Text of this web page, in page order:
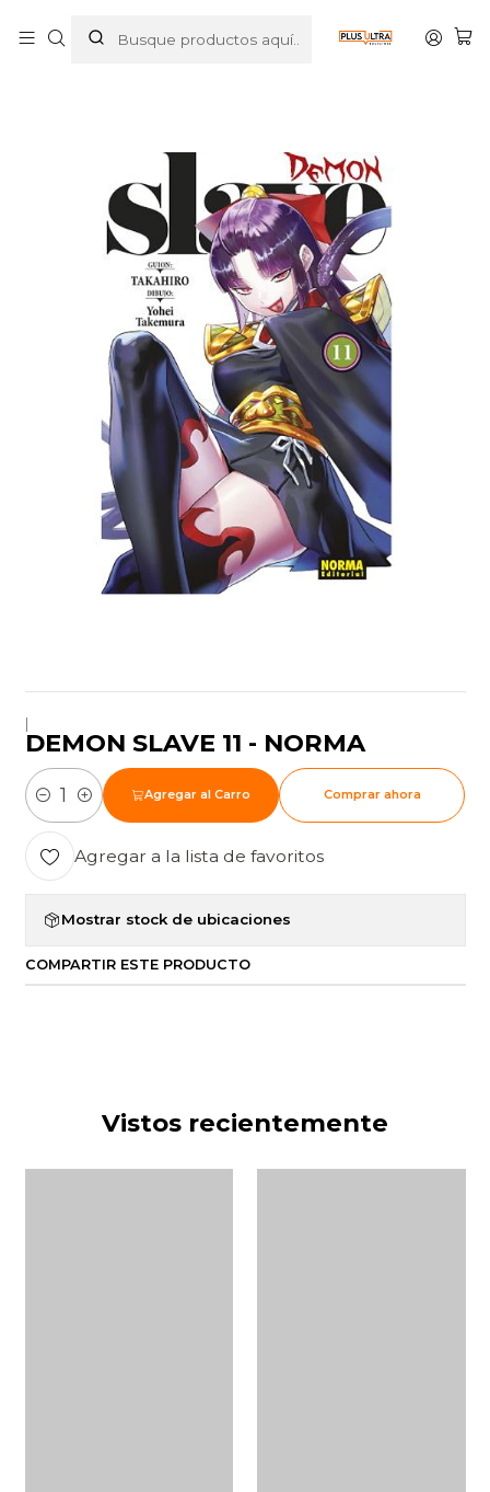
|
DEMON SLAVE 11 - NORMA
Cantidad
Agregar al Carro Comprar ahora
Agregar a la lista de favoritos
Mostrar stock de ubicaciones
COMPARTIR ESTE PRODUCTO
Vistos recientemente